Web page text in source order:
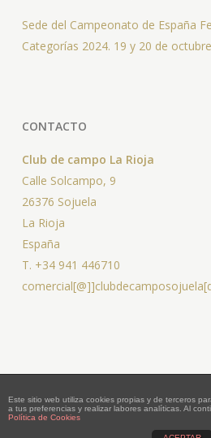
Sede del Campeonato de España
Categorías 2024. 19 y 20 de
CONTACTO
Club de campo La Rioja
Calle Solcampo, 9
26376 Sojuela
La Rioja
España
T. +34 941 446710
© 2026 Club de Campo Sojuela - Campo
Campo La Rioja
Este sitio web utiliza cookies propias y de terceros
a tus preferencias y realizar labores analíticas. Al
Política de Cookies